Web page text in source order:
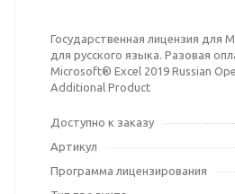
Государственная лицензия для
для русского языка. Разовая
Microsoft® Excel 2019 Russian
Additional Product
Доступно к заказу
Артикул
Программа лицензирования